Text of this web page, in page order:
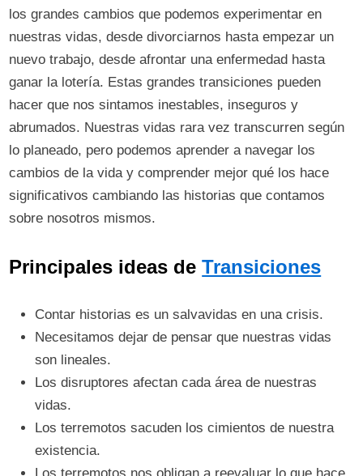
los grandes cambios que podemos experimentar en
nuestras vidas, desde divorciarnos hasta empezar un
nuevo trabajo, desde afrontar una enfermedad hasta
ganar la lotería. Estas grandes transiciones pueden
hacer que nos sintamos inestables, inseguros y
abrumados. Nuestras vidas rara vez transcurren según
lo planeado, pero podemos aprender a navegar los
cambios de la vida y comprender mejor qué los hace
significativos cambiando las historias que contamos
sobre nosotros mismos.
Principales ideas deTransiciones
Contar historias es un salvavidas en una crisis.
Necesitamos dejar de pensar que nuestras vidas
son lineales.
Los disruptores afectan cada área de nuestras
vidas.
Los terremotos sacuden los cimientos de nuestra
existencia.